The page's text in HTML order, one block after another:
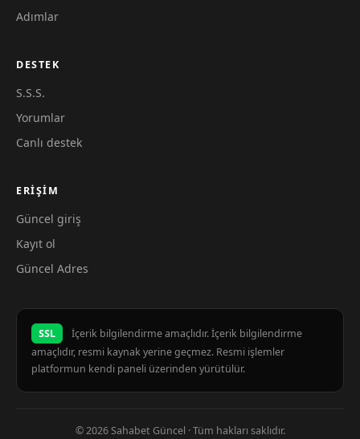
Adımlar
DESTEK
S.S.S.
Yorumlar
Canlı destek
ERIŞIM
Güncel giriş
Kayıt ol
Güncel Adres
SSL
İçerik bilgilendirme amaçlıdır. İçerik bilgilendirme
amaçlıdır, resmi kaynak yerine geçmez. Resmi işlemler
platformun kendi paneli üzerinden yürütülür.
© 2026 Sahabet Güncel · Tüm hakları saklıdır.